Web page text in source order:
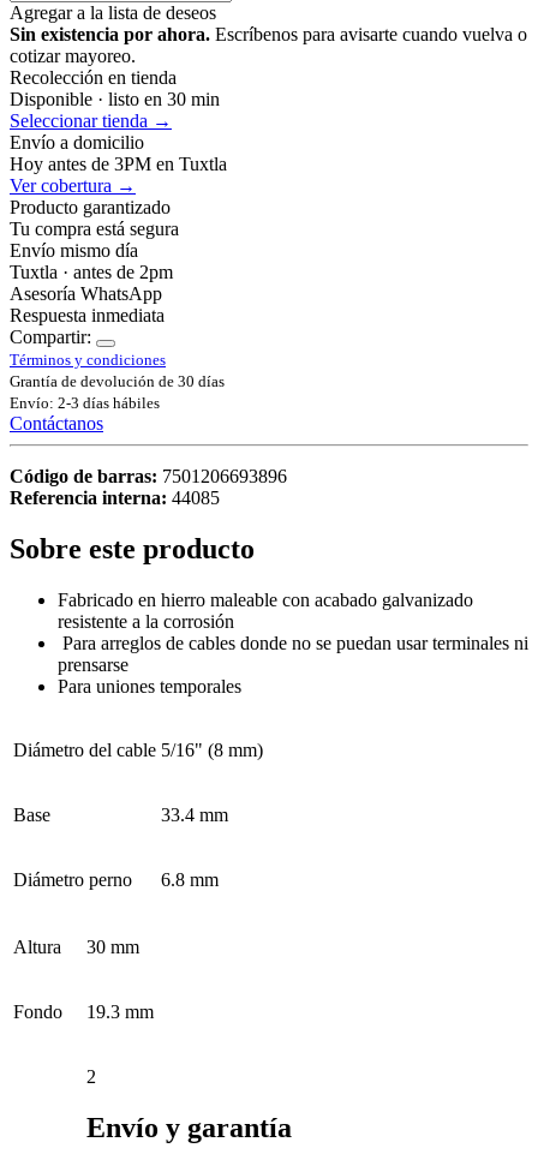
Agregar a la lista de deseos
Sin existencia por ahora. Escríbenos para avisarte cuando vuelva o
cotizar mayoreo.
Recolección en tienda
Disponible · listo en 30 min
Seleccionar tienda →
Envío a domicilio
Hoy antes de 3PM en Tuxtla
Ver cobertura →
Producto garantizado
Tu compra está segura
Envío mismo día
Tuxtla · antes de 2pm
Asesoría WhatsApp
Respuesta inmediata
Compartir:
Términos y condiciones
Grantía de devolución de 30 días
Envío: 2-3 días hábiles
Contáctanos
Código de barras: 7501206693896
Referencia interna: 44085
Sobre este producto
Fabricado en hierro maleable con acabado galvanizado
resistente a la corrosión
Para arreglos de cables donde no se puedan usar terminales ni
prensarse
Para uniones temporales
Diámetro del cable 5/16" (8 mm)
Base 33.4 mm
Diámetro perno 6.8 mm
Altura 30 mm
Fondo 19.3 mm
2
Envío y garantía